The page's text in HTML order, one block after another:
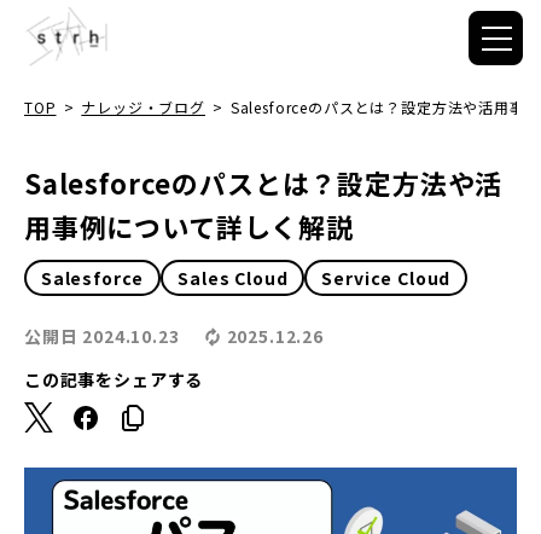
TOP > ナレッジ・ブログ > Salesforceのパスとは？設定方法や活用事
Salesforceのパスとは？設定方法や活
用事例について詳しく解説
Salesforce Sales Cloud Service Cloud
公開日 2024.10.23
2025.12.26
この記事をシェアする